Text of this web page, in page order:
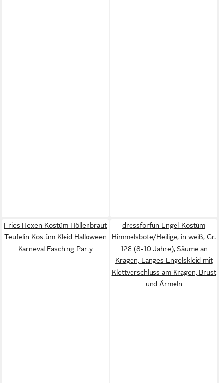
Fries Hexen-Kostüm Höllenbraut
Teufelin Kostüm Kleid Halloween
Karneval Fasching Party
dressforfun Engel-Kostüm
Himmelsbote/Heilige, in weiß, Gr.
128 (8-10 Jahre), Säume an
Kragen, Langes Engelskleid mit
Klettverschluss am Kragen, Brust
und Ärmeln